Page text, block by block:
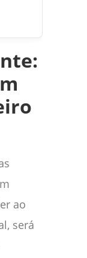
ao
será